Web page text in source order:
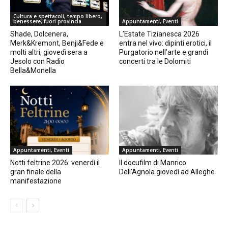
Cultura e spettacoli, tempo libero,
benessere, fuori provincia
Shade, Dolcenera,
Merk&Kremont, Benji&Fede e
molti altri, giovedì sera a
Jesolo con Radio
Bella&Monella
Appuntamenti, Eventi
L’Estate Tizianesca 2026
entra nel vivo: dipinti erotici, il
Purgatorio nell’arte e grandi
concerti tra le Dolomiti
Appuntamenti, Eventi
Notti feltrine 2026: venerdì il
gran finale della
manifestazione
Appuntamenti, Eventi
Il docufilm di Manrico
Dell’Agnola giovedì ad Alleghe